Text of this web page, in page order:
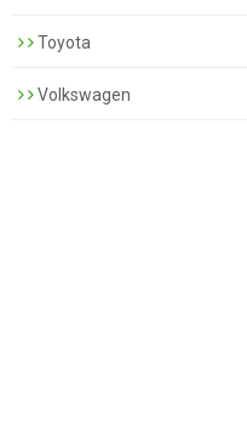
Toyota
Volkswagen